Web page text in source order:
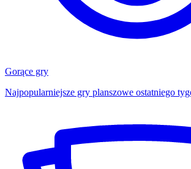
Gorące gry
Najpopularniejsze gry planszowe ostatniego